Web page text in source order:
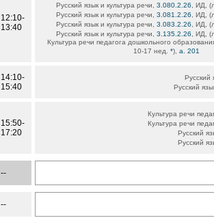
12:10-
13:40
Русский язык и культура речи, 3.080.2.26 , ИД,
Русский язык и культура речи, 3.081.2.26 , ИД,
Русский язык и культура речи, 3.083.2.26 , ИД,
Русский язык и культура речи, 3.135.2.26 , ИД,
Культура речи педагога дошкольного
10-17 нед. *), а. 201
14:10-
15:40
Русский
Русский
15:50-
17:20
Культура речи
Культура речи
Русский
Русский
--
--